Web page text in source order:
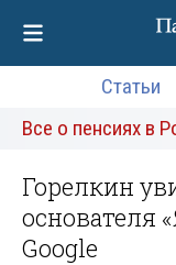
Статьи
Все о пенсиях в
Горелкин
основателя
Google